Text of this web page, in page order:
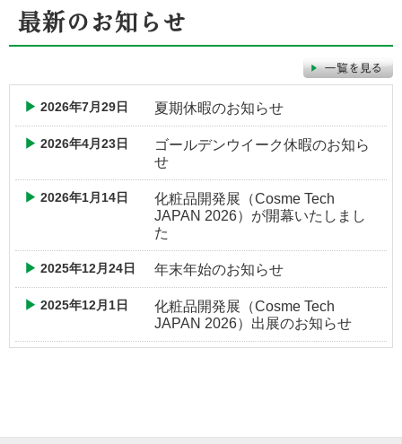
最新のお知らせ
2026年7月29日 夏期休暇のお知らせ
2026年4月23日
ゴールデンウイーク休暇のお知ら
せ
2026年1月14日
化粧品開発展（Cosme Tech
JAPAN 2026）が開幕いたしまし
た
2025年12月24日 年末年始のお知らせ
2025年12月1日
化粧品開発展（Cosme Tech
JAPAN 2026）出展のお知らせ